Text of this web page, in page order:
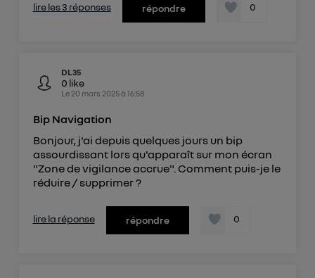
lire les 3 réponses répondre 0
DL35
0 like
Le 20 mars 2025à 16:58
Bip Navigation
Bonjour, j'ai depuis quelques jours un bip
assourdissant lors qu'apparaît sur mon écran
"Zone de vigilance accrue". Comment puis-je le
réduire / supprimer ?
lire la réponse répondre 0